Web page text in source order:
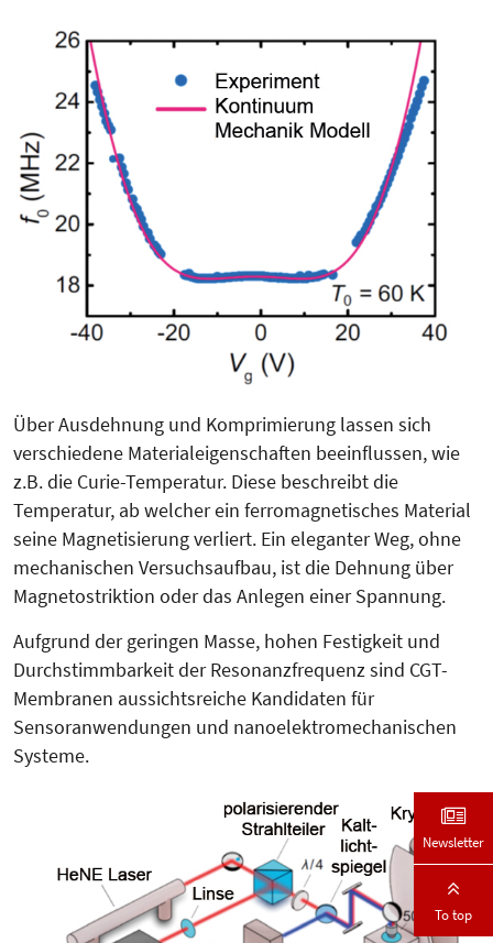
Über Ausdehnung und Komprimierung lassen sich
verschiedene Materialeigenschaften beeinflussen, wie
z.B. die Curie-Temperatur. Diese beschreibt die
Temperatur, ab welcher ein ferromagnetisches Material
seine Magnetisierung verliert. Ein eleganter Weg, ohne
mechanischen Versuchsaufbau, ist die Dehnung über
Magnetostriktion oder das Anlegen einer Spannung.
Aufgrund der geringen Masse, hohen Festigkeit und
Durchstimmbarkeit der Resonanzfrequenz sind CGT-
Membranen aussichtsreiche Kandidaten für
Sensoranwendungen und nanoelektromechanischen
Systeme.
Newsletter
To top